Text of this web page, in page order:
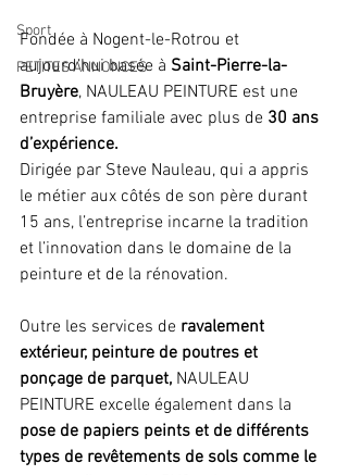
Sport
PETITES ANNONCES
Fondée à Nogent-le-Rotrou et
aujourd’hui basée à Saint-Pierre-la-
Bruyère, NAULEAU PEINTURE est une
entreprise familiale avec plus de 30 ans
d’expérience.
Dirigée par Steve Nauleau, qui a appris
le métier aux côtés de son père durant
15 ans, l’entreprise incarne la tradition
et l’innovation dans le domaine de la
peinture et de la rénovation.
Outre les services de ravalement
extérieur, peinture de poutres et
ponçage de parquet, NAULEAU
PEINTURE excelle également dans la
pose de papiers peints et de différents
types de revêtements de sols comme le